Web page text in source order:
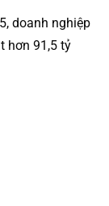
doanh nghiệp
hơn 91,5 tỷ